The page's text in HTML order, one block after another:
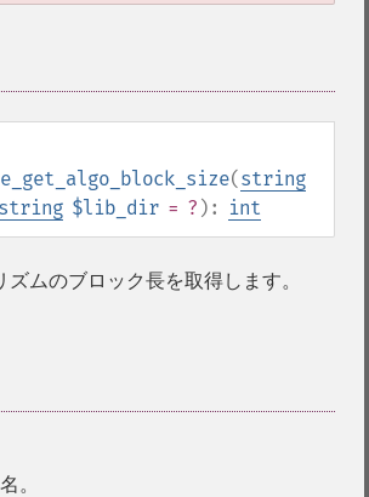
(string
string $lib_dir = ? ): int
ムのブロック長を取得します。
。